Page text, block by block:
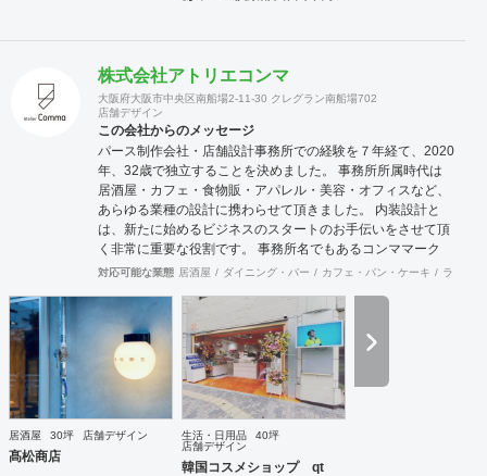
株式会社アトリエコンマ
大阪府大阪市中央区南船場2-11-30 クレグラン南船場702
店舗デザイン
この会社からのメッセージ
パース制作会社・店舗設計事務所での経験を７年経て、2020
年、32歳で独立することを決めました。 事務所所属時代は
居酒屋・カフェ・食物販・アパレル・美容・オフィスなど、
あらゆる業種の設計に携わらせて頂きました。 内装設計と
は、新たに始めるビジネスのスタートのお手伝いをさせて頂
く非常に重要な役割です。 事務所名でもあるコンママーク
は、目立たない存在でありながら、言葉と言葉をつなぎ合わ
の想い（理想）を形（現実）にする為の繋ぎ役となるデザイ
ン事務所でありたいという気持ちから、事務所名をコンマと
しました。 常に現場目線でデザインを考えています。 店舗
の工事スピードは非常に早く、着工から引き渡しまで非常に
タイトです。 現場が作られていく過程を見る中で、オーナー
様も『やっぱりこうしたい』というような意見変更も多々あ
い上げ、最終的にご納得いただけるよう 軌道修正することを
大切にしています。
対応可能な業態 居酒屋 ダイニング・バー カフェ・パン・ケーキ ラーメ
居酒屋 30坪 店舗デザイン
髙松商店
生活・日用品
40坪
店舗デザイン
韓国コスメショップ qt